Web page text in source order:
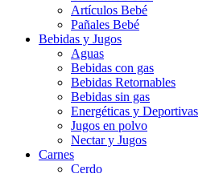
Artículos Bebé
Pañales Bebé
Bebidas y Jugos
Aguas
Bebidas con gas
Bebidas Retornables
Bebidas sin gas
Energéticas y Deportivas
Jugos en polvo
Nectar y Jugos
Carnes
Cerdo